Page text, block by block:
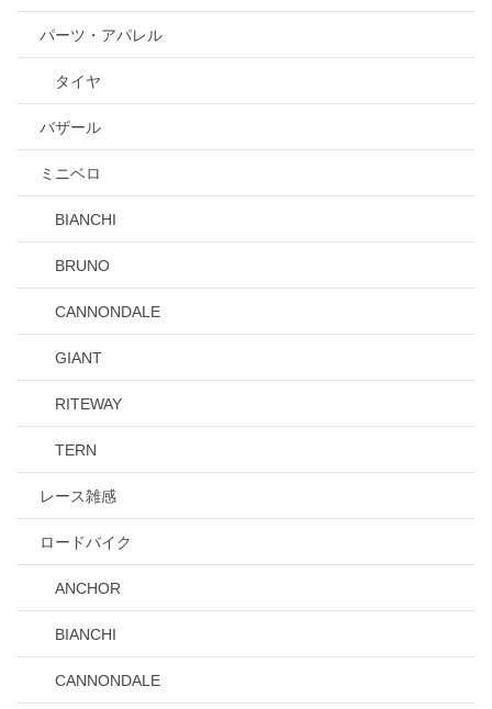
パーツ・アパレル
タイヤ
バザール
ミニベロ
BIANCHI
BRUNO
CANNONDALE
GIANT
RITEWAY
TERN
レース雑感
ロードバイク
ANCHOR
BIANCHI
CANNONDALE